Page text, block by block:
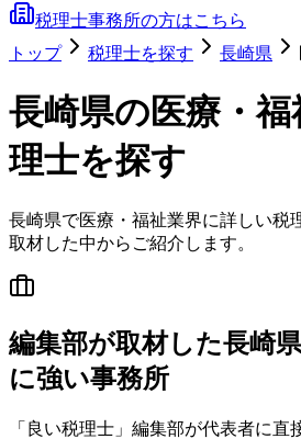
税理士事務所の方はこちら
トップ
税理士を探す 長崎県
長崎県の医療・福
理士を探す
長崎県で医療・福祉業界に詳しい税
取材した中からご紹介します。
編集部が取材した長崎
に強い事務所
「良い税理士」編集部が代表者に直